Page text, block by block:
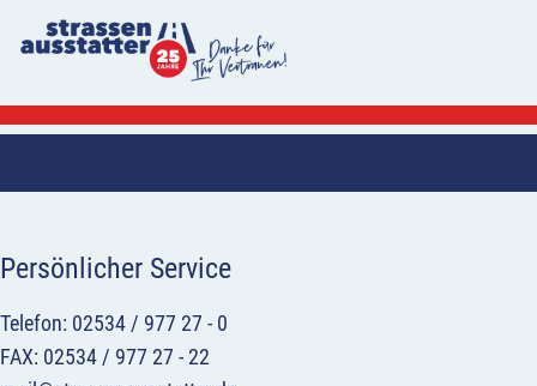
Persönlicher Service
Telefon: 02534 / 977 27 - 0
FAX: 02534 / 977 27 - 22